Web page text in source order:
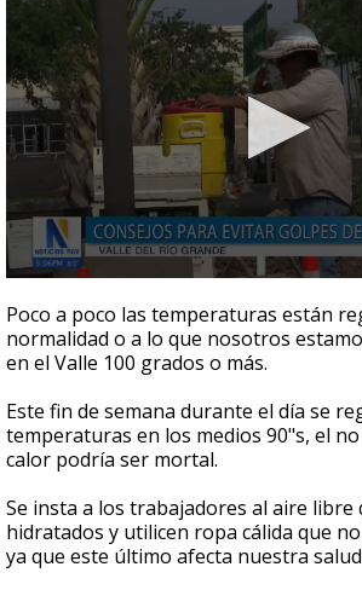
seconds
of
1
minute,
seconds
Poco a poco las temperaturas están
normalidad o a lo que nosotros
en el Valle 100 grados o más.
Este fin de semana durante el día se
temperaturas en los medios 90"s, el
calor podría ser mortal.
Se insta a los trabajadores al aire libre
hidratados y utilicen ropa cálida que
ya que este último afecta nuestra